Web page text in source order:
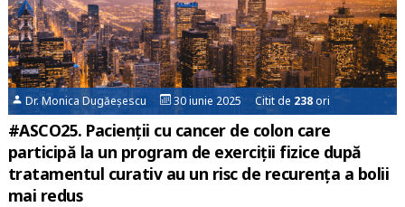
Dr. Monica Dugăeșescu 30 iunie 2025 Citit de 238ori
#ASCO25. Pacienții cu cancer de colon care
participă la un program de exerciţii fizice după
tratamentul curativ au un risc de recurența a bolii
mai redus